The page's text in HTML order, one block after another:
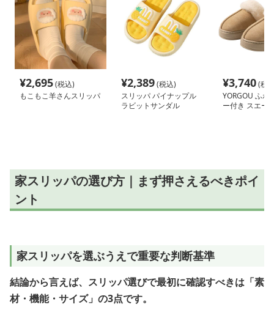
¥2,695(税込)
もこもこ羊さんスリッパ
¥2,389(税込)
スリッパ パイナップル
ラビットサンダル
¥3,740(税
YORGOU ふわ
ー付き スエー
家スリッパの選び方｜まず押さえるべきポイ
ント
家スリッパを選ぶうえで重要な判断基準
結論から言えば、スリッパ選びで最初に確認すべきは「素
材・機能・サイズ」の3点です。